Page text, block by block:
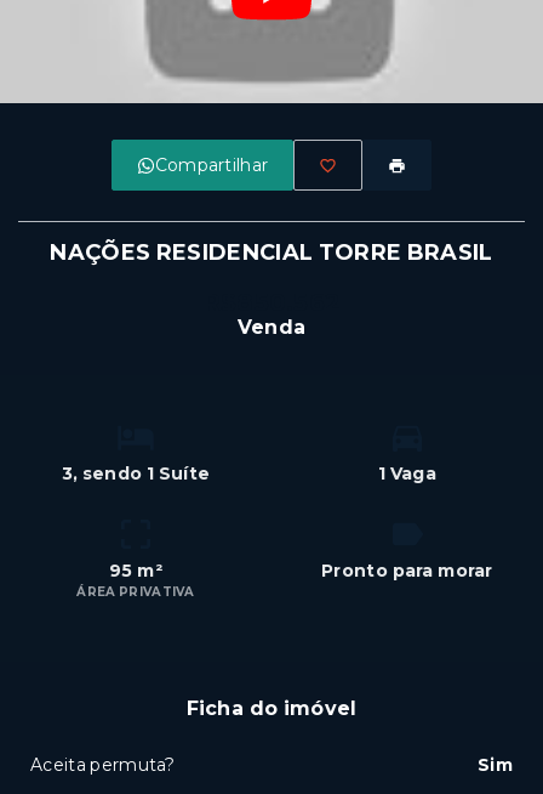
Compartilhar
NAÇÕES RESIDENCIAL TORRE BRASIL
Venda
3, sendo 1 Suíte 1 Vaga
95 m²
ÁREA PRIVATIVA
Pronto para morar
Ficha do imóvel
Aceita permuta?
Sim